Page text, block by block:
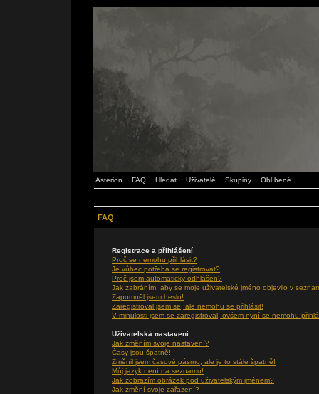
Asterion FAQ Hledat Uživatelé Skupiny Oblíbené
FAQ
Registrace a přihlášení
Proč se nemohu přihlásit?
Je vůbec potřeba se registrovat?
Proč jsem automaticky odhlášen?
Jak zabráním, aby se moje uživatelské jméno objevilo v
Zapomněl jsem heslo!
Zaregistroval jsem se, ale nemohu se přihlásit!
V minulosti jsem se zaregistroval, ovšem nyní se nemohu
Uživatelská nastavení
Jak změním svoje nastavení?
Časy jsou špatně!
Změnil jsem časové pásmo, ale je to stále špatně!
Můj jazyk není na seznamu!
Jak zobrazím obrázek pod uživatelským jménem?
Jak změní svoje zařazení?